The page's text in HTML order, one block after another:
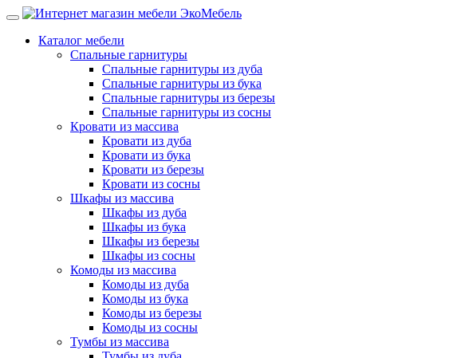
Каталог мебели
Спальные гарнитуры
Спальные гарнитуры из дуба
Спальные гарнитуры из бука
Спальные гарнитуры из березы
Спальные гарнитуры из сосны
Кровати из массива
Кровати из дуба
Кровати из бука
Кровати из березы
Кровати из сосны
Шкафы из массива
Шкафы из дуба
Шкафы из бука
Шкафы из березы
Шкафы из сосны
Комоды из массива
Комоды из дуба
Комоды из бука
Комоды из березы
Комоды из сосны
Тумбы из массива